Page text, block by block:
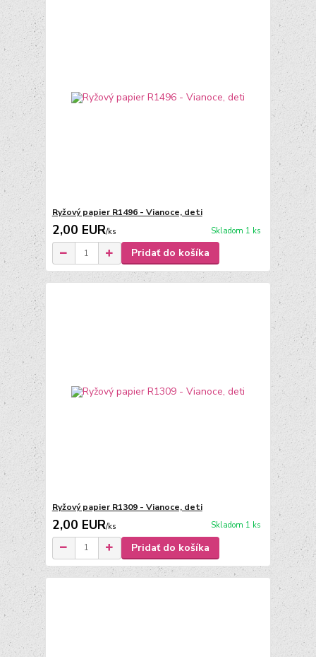
Ryžový papier R1496 - Vianoce, deti
2,00 EUR/ks Skladom 1 ks
Pridať do košíka
Ryžový papier R1309 - Vianoce, deti
2,00 EUR/ks Skladom 1 ks
Pridať do košíka